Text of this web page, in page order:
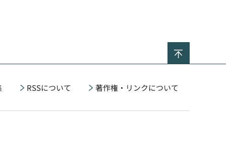
RSSについて 著作権・リンクについて